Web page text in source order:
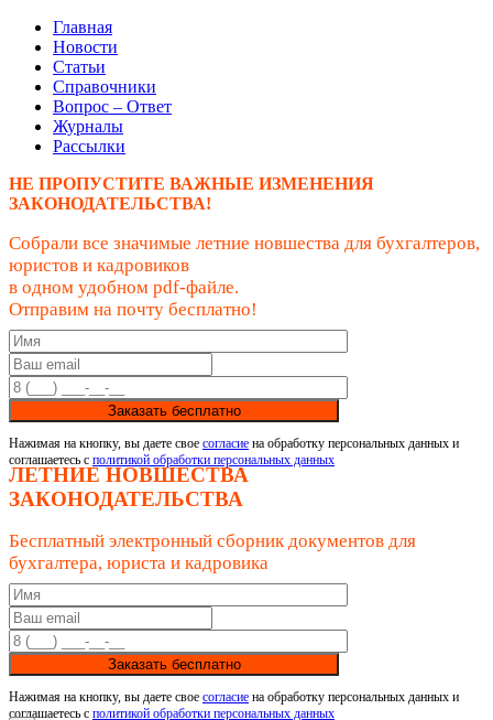
Главная
Новости
Статьи
Справочники
Вопрос – Ответ
Журналы
Рассылки
НЕ ПРОПУСТИТЕ ВАЖНЫЕ ИЗМЕНЕНИЯ
ЗАКОНОДАТЕЛЬСТВА!
Собрали все значимые летние новшества для бухгалтеров,
юристов и кадровиков
в одном удобном pdf-файле.
Отправим на почту бесплатно!
Заказать бесплатно
Нажимая на кнопку, вы даете свое согласие на обработку персональных данных и
соглашаетесь с политикой обработки персональных данных
ЛЕТНИЕ НОВШЕСТВА
ЗАКОНОДАТЕЛЬСТВА
Бесплатный электронный сборник документов для
бухгалтера, юриста и кадровика
Заказать бесплатно
Нажимая на кнопку, вы даете свое согласие на обработку персональных данных и
соглашаетесь с политикой обработки персональных данных